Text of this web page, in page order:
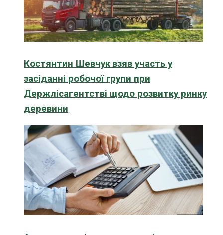
Костянтин Шевчук взяв участь у
засіданні робочої групи при
Держлісагентстві щодо розвитку ринку
деревини